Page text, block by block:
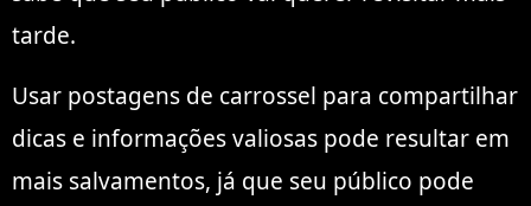
tarde.
Usar postagens de carrossel para compartilhar
dicas e informações valiosas pode resultar em
mais salvamentos, já que seu público pode